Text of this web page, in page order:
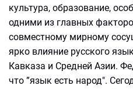
культура, образование,
одними из главных
совместному мирному
ярко влияние русского
Кавказа и Средней Азии.
что ”язык есть народ".